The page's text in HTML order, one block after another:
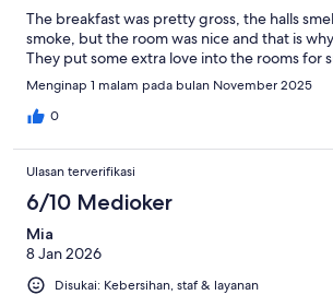
The breakfast was pretty gross, the halls
smoke, but the room was nice and that is
They put some extra love into the rooms for
Menginap 1 malam pada bulan November 2025
0
Ulasan terverifikasi
6/10 Medioker
Mia
8 Jan 2026
Disukai: Kebersihan, staf & layanan